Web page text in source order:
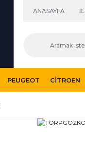
ANASAYFA
PEUGEOT CITROEN